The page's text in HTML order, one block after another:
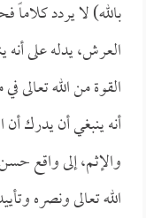
بالله) لا يردد
العرش، يدله على
القوة من الله تعالى
أنه ينبغي أن يدرك
والإثم، إلى واقع
الله تعالى ونصره